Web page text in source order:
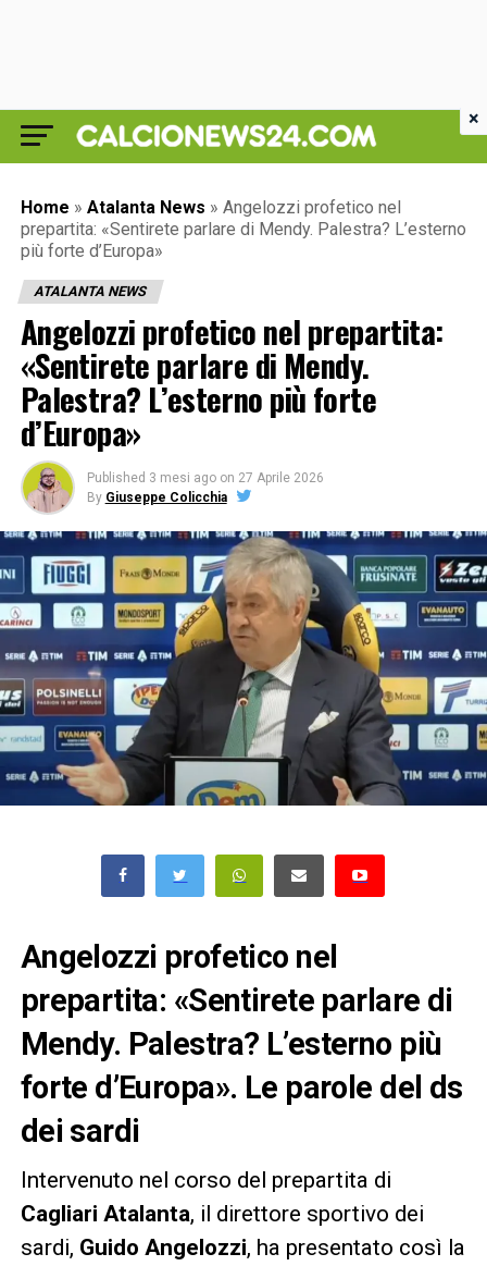
Home » Atalanta News » Angelozzi profetico nel
prepartita: «Sentirete parlare di Mendy. Palestra? L’esterno
più forte d’Europa»
ATALANTA NEWS
Angelozzi profetico nel prepartita:
«Sentirete parlare di Mendy.
Palestra? L’esterno più forte
d’Europa»
Published 3 mesi ago on 27 Aprile 2026
By Giuseppe Colicchia
Angelozzi profetico nel
prepartita: «Sentirete parlare di
Mendy. Palestra? L’esterno più
forte d’Europa». Le parole del ds
dei sardi
Intervenuto nel corso del prepartita di
Cagliari Atalanta, il direttore sportivo dei
sardi, Guido Angelozzi, ha presentato così la
×